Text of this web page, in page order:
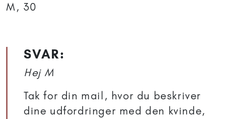
M, 30
SVAR:
Hej M
Tak for din mail, hvor du beskriver
dine udfordringer med den kvinde,